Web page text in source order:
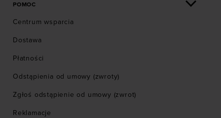
POMOC
Centrum wsparcia
Dostawa
Płatności
Odstąpienia od umowy (zwroty)
Zgłoś odstąpienie od umowy (zwrot)
Reklamacje